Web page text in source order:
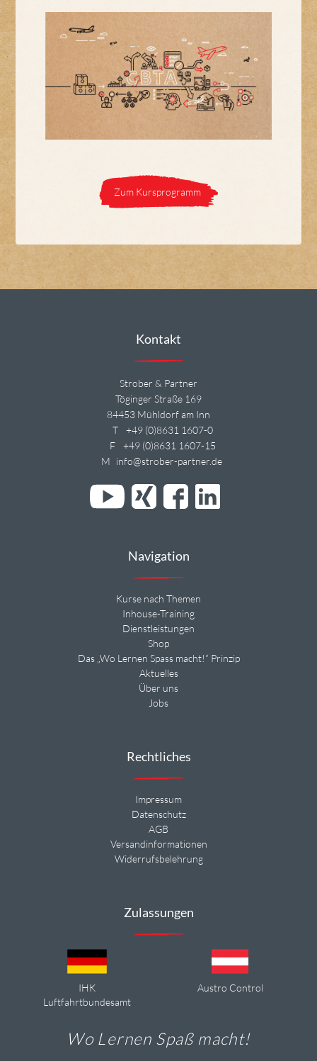
Zum Kursprogramm
Kontakt
Strober & Partner
Töginger Straße 169
84453 Mühldorf am Inn
T
+49 (0)8631 1607-0
F
+49 (0)8631 1607-15
M info@strober-partner.de
Navigation
Kurse nach Themen
Inhouse-Training
Dienstleistungen
Shop
Das „Wo Lernen Spass macht!“ Prinzip
Aktuelles
Über uns
Jobs
Rechtliches
Impressum
Datenschutz
AGB
Versandinformationen
Widerrufsbelehrung
Zulassungen
IHK
Luftfahrtbundesamt
Austro Control
Wo Lernen Spaß macht!